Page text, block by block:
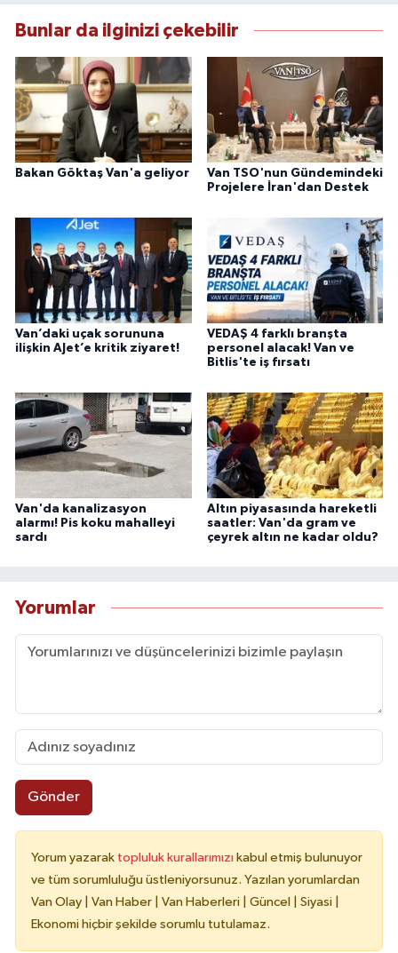
bilgilendirmektedir.
Bunlar da ilginizi çekebilir
Bakan Göktaş Van'a geliyor
Van TSO'nun Gündemindeki
Projelere İran'dan Destek
Van’daki uçak sorununa
ilişkin AJet’e kritik ziyaret!
VEDAŞ 4 farklı branşta
personel alacak! Van ve
Bitlis'te iş fırsatı
Van'da kanalizasyon
alarmı! Pis koku mahalleyi
sardı
Altın piyasasında hareketli
saatler: Van'da gram ve
çeyrek altın ne kadar oldu?
Yorumlar
Gönder
Yorum yazarak topluluk kurallarımızı kabul etmiş bulunuyor
ve tüm sorumluluğu üstleniyorsunuz. Yazılan yorumlardan
Van Olay | Van Haber | Van Haberleri | Güncel | Siyasi |
Ekonomi hiçbir şekilde sorumlu tutulamaz.